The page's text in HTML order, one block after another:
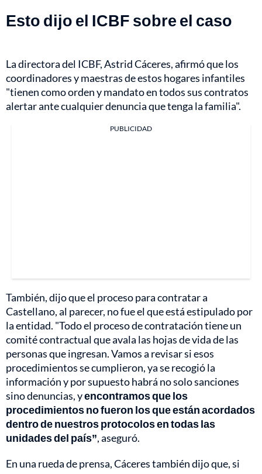
Esto dijo el ICBF sobre el caso
La directora del ICBF, Astrid Cáceres, afirmó que los
coordinadores y maestras de estos hogares infantiles
"tienen como orden y mandato en todos sus contratos
alertar ante cualquier denuncia que tenga la familia".
PUBLICIDAD
También, dijo que el proceso para contratar a
Castellano, al parecer, no fue el que está estipulado por
la entidad. "Todo el proceso de contratación tiene un
comité contractual que avala las hojas de vida de las
personas que ingresan. Vamos a revisar si esos
procedimientos se cumplieron, ya se recogió la
información y por supuesto habrá no solo sanciones
sino denuncias, yencontramos que los
procedimientos no fueron los que están acordados
dentro de nuestros protocolos en todas las
unidades del país”, aseguró.
En una rueda de prensa, Cáceres también dijo que, si